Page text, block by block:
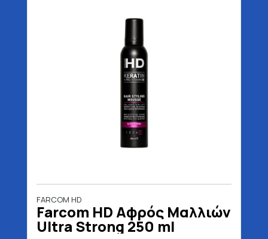
FARCOM HD
Farcom HD Αφρός Μαλλιών
Ultra Strong 250 ml